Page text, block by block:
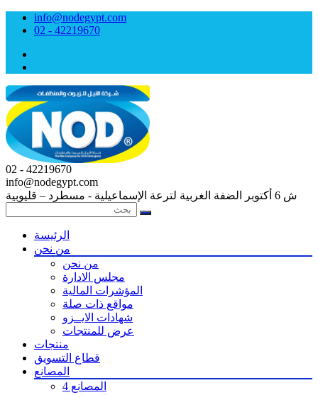
info@nodegypt.com
02 - 42219670
02 - 42219670
info@nodegypt.com
ش 6 أكتوبر الضفة الغربية لترعة الإسماعيلية - مسطرد – قليوبية
الرئيسة
من نحن
من نحن
مجلس الادارة
المؤشرات المالية
مواقع ذات صلة
شهادات الايــزو
عرض للمنتجات
منتجات
قطاع التسويق
المصانع
المصانع 4